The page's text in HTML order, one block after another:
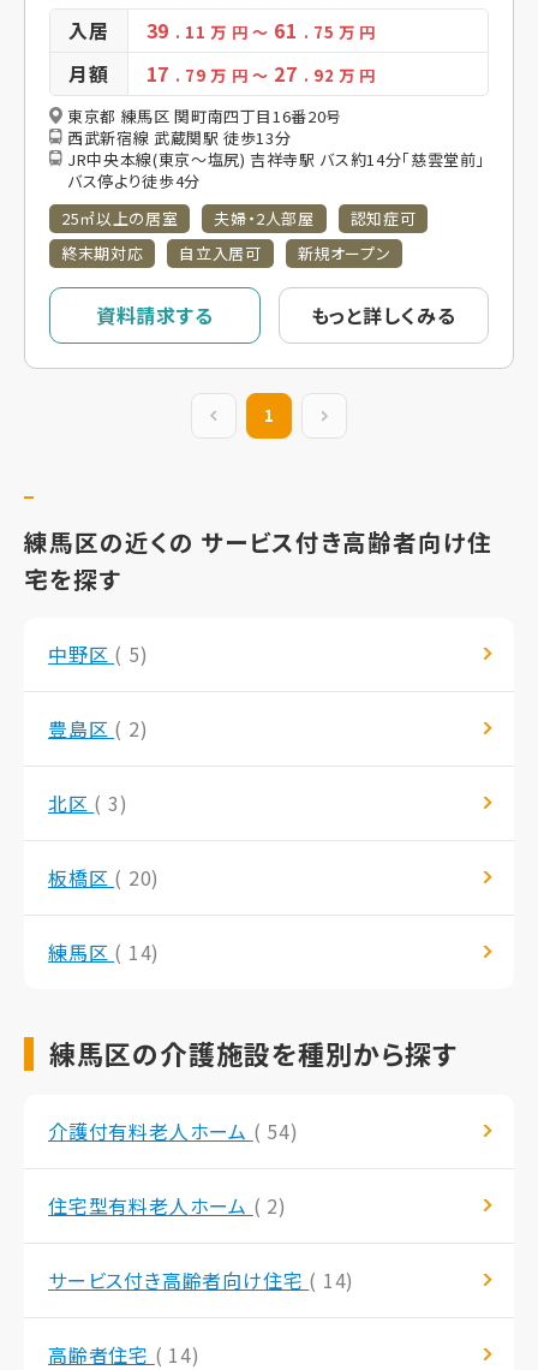
入居 39 . 11万 円 ～ 61 . 75 万 円
月額 17 . 79万 円 ～ 27 . 92 万 円
東京都 練馬区 関町南四丁目16番20号
西武新宿線 武蔵関駅 徒歩13分
JR中央本線(東京～塩尻) 吉祥寺駅 バス約14分「慈雲堂前」
バス停より徒歩4分
25㎡以上の居室
夫婦・2人部屋
認知症可
終末期対応
自立入居可 新規オープン
資料請求する もっと詳しくみる
前の20件
1
練馬区の近くの サービス付き高齢者向け住
宅を探す
中野区 ( 5)
豊島区 ( 2)
北区 ( 3)
板橋区 ( 20)
練馬区 ( 14)
練馬区の介護施設を種別から探す
介護付有料老人ホーム ( 54)
住宅型有料老人ホーム ( 2)
サービス付き高齢者向け住宅 ( 14)
高齢者住宅 ( 14)